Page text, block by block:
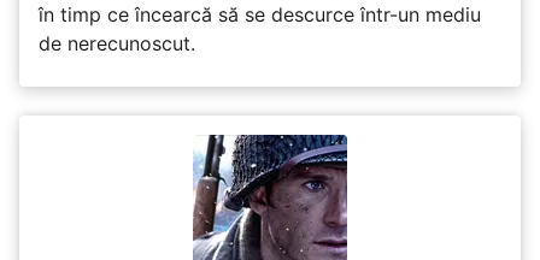
în timp ce încearcă să se descurce într-un mediu
de nerecunoscut.